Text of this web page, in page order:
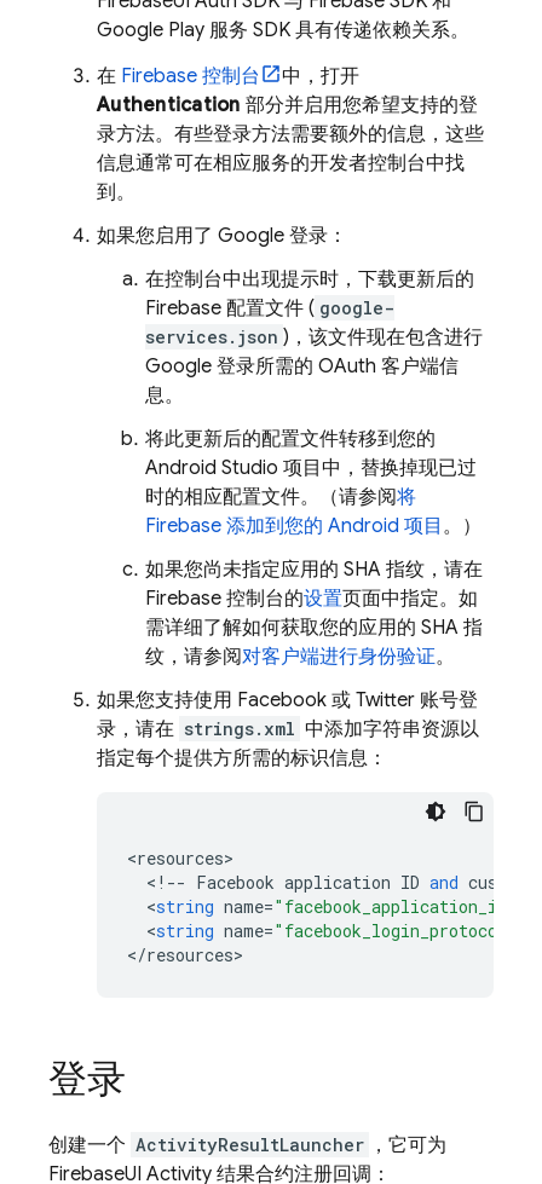
Google Play 服务 SDK 具有传递依赖关系。
在 Firebase 控制台
中，打开
Authentication 部分并启用您希望支持的登
录方法。有些登录方法需要额外的信息，这些
信息通常可在相应服务的开发者控制台中找
到。
如果您启用了 Google 登录：
在控制台中出现提示时，下载更新后的
Firebase 配置文件 ( google-
services.json )，该文件现在包含进行
Google 登录所需的 OAuth 客户端信
息。
将此更新后的配置文件转移到您的
Android Studio 项目中，替换掉现已过
时的相应配置文件。
（请参阅将
Firebase 添加到您的 Android 项目 。）
如果您尚未指定应用的 SHA 指纹，请在
Firebase 控制台的设置页面中指定。如
需详细了解如何获取您的应用的 SHA 指
纹，请参阅对客户端进行身份验证。
如果您支持使用 Facebook 或 Twitter 账号登
录，请在 strings.xml 中添加字符串资源以
指定每个提供方所需的标识信息：
<resources>
< !-- Facebook application ID and custom
<string name="facebook_application_id"
<string name=
</resources>
登录
创建一个 ActivityResultLauncher ，它可为
FirebaseUI Activity 结果合约注册回调：